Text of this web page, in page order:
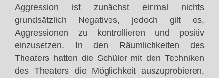
Aggression ist zunächst einmal nichts
grundsätzlich Negatives, jedoch gilt es,
Aggressionen zu kontrollieren und positiv
einzusetzen. In den Räumlichkeiten des
Theaters hatten die Schüler mit den Techniken
des Theaters die Möglichkeit auszuprobieren,